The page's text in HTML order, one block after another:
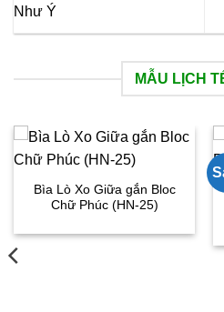
Như Ý
MẪU LỊCH
Bìa Lò Xo Giữa gắn Bloc
Chữ Phúc (HN-25)